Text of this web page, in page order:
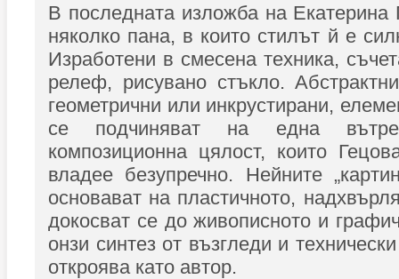
В последната изложба на
няколко пана, в които стилът й е
Изработени в смесена техника,
релеф, рисувано стъкло.
геометрични или инкрустирани,
се подчиняват на една
композиционна цялост, които
владее безупречно. Нейните
основават на пластичното,
докосват се до живописното и
онзи синтез от възгледи и
откроява като автор.